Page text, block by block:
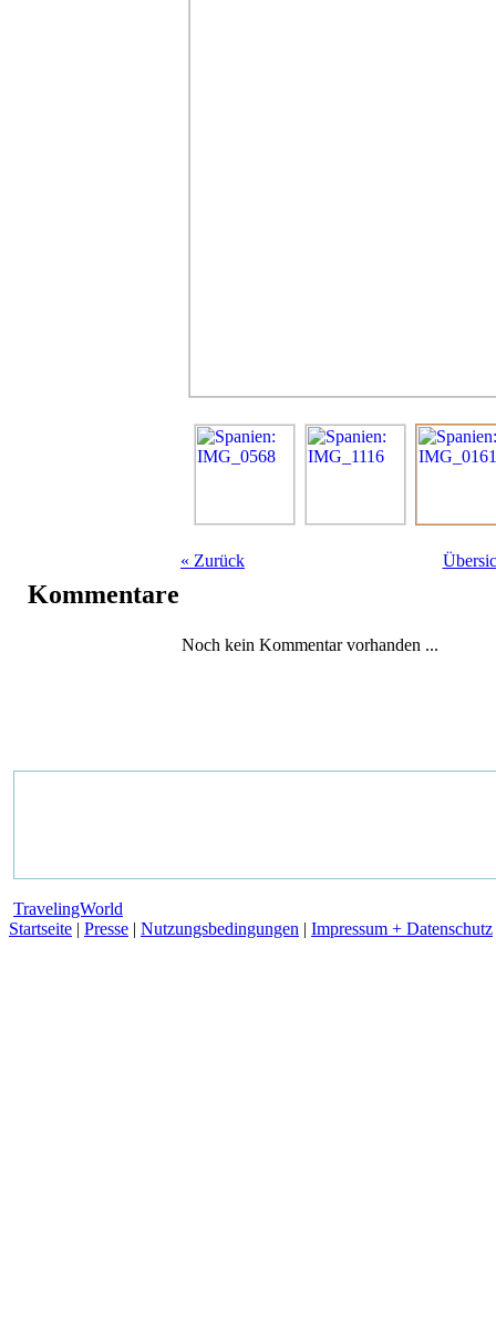
« Zurück
Kommentare
Noch kein Kommentar vorhanden ...
TravelingWorld
Startseite | Presse | Nutzungsbedingungen | Impressum + Datenschutz